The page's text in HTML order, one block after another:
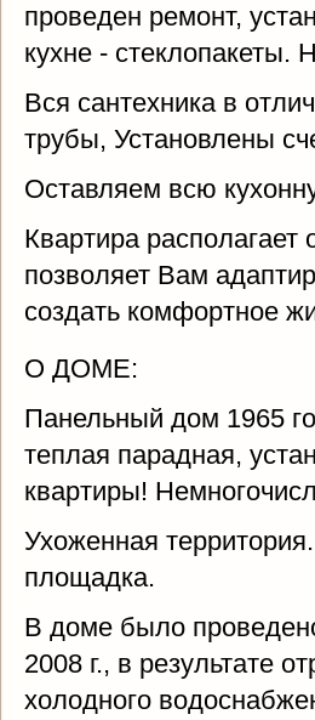
проведен ремонт,
кухне -
Вся сантехника в
трубы, Установлены
Оставляем всю
Квартира
позволяет Вам
создать комфортное
О ДОМЕ:
Панельный дом 1965
теплая парадная,
квартиры!
Ухоженная
площадка.
В доме было
2008 г., в результате
холодного